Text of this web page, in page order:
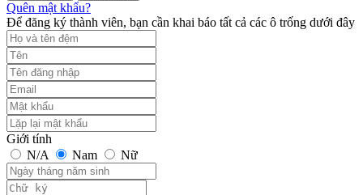
Quên mật khẩu?
Để đăng ký thành viên, bạn cần khai báo tất cả các ô trống dưới đây
Giới tính
N/A
Nam Nữ